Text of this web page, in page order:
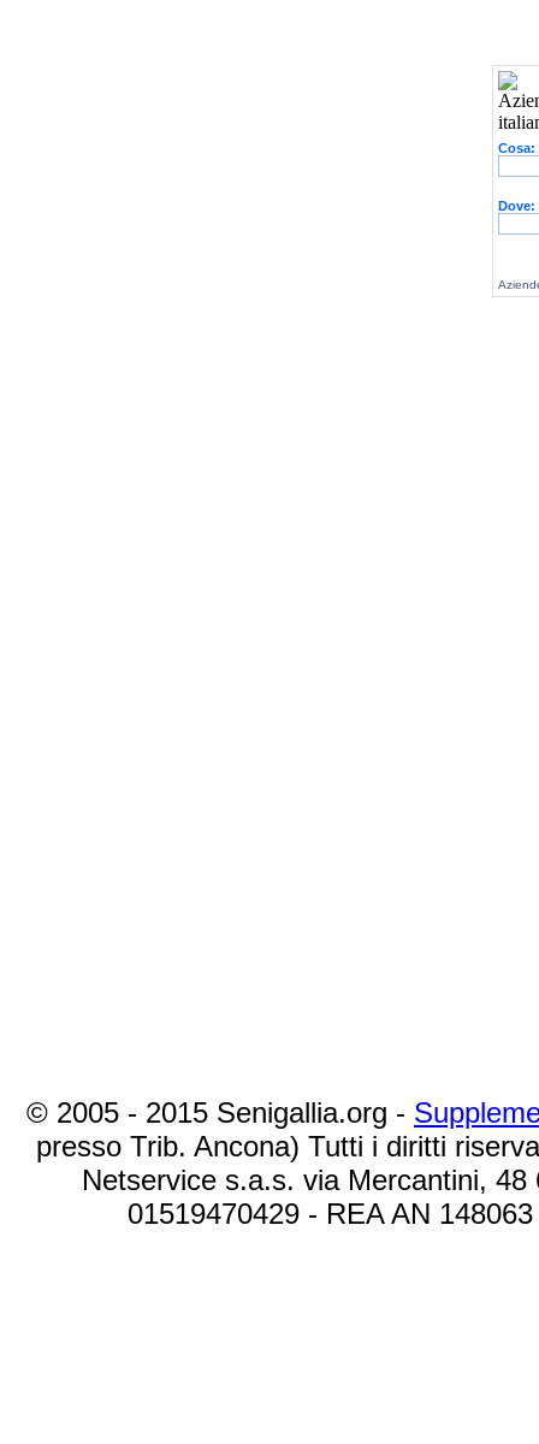
Cosa:
Dove:
© 2005 - 2015 Senigallia.org -
presso Trib. Ancona) Tutti i diritti
Netservice s.a.s. via Mercantini,
01519470429 - REA AN